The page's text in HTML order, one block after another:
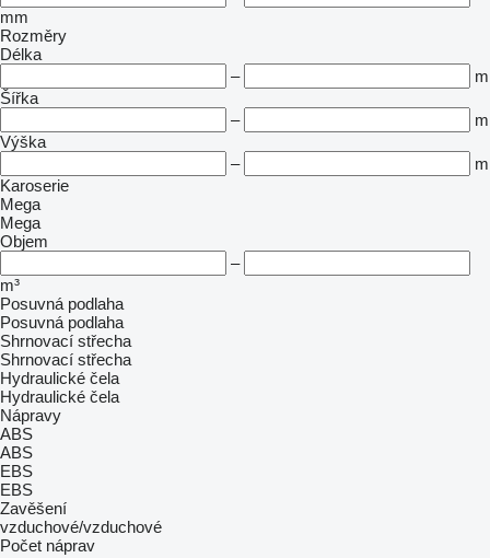
mm
Rozměry
Délka
–
m
Šířka
–
m
Výška
–
m
Karoserie
Mega
Mega
Objem
–
m³
Posuvná podlaha
Posuvná podlaha
Shrnovací střecha
Shrnovací střecha
Hydraulické čela
Hydraulické čela
Nápravy
ABS
ABS
EBS
EBS
Zavěšení
vzduchové/vzduchové
Počet náprav